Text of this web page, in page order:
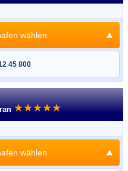
45 800
wählen
★★★★★
wählen